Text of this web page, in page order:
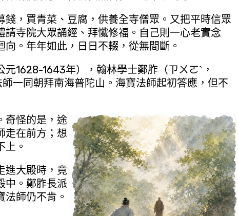
，買青菜、豆腐，供養全寺僧眾。又把平時信眾
請寺院大眾誦經、拜懺修福。自己則一心老實念
。年年如此，日日不輟，從無間斷。
1643年），翰林學士鄭胙（ㄗㄨㄛˋ，
一同朝拜南海普陀山。海寶法師起初答應，但不
怪的是，途
走在前方；想
上。
大殿時，竟
中。鄭胙長派
法師仍不肯。